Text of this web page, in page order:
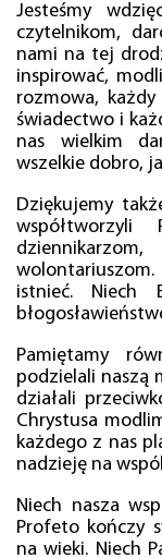
Jesteśmy
czytelnikom,
nami na tej
inspirować,
rozmowa,
świadectwo i
nas wielkim
wszelkie dobro,
Dziękujemy
istnieć. Niech
Pamiętamy
podzielali naszą
działali
Chrystusa
każdego z nas
nadzieję na
Niech nasza
Profeto kończy
na wieki. Niech